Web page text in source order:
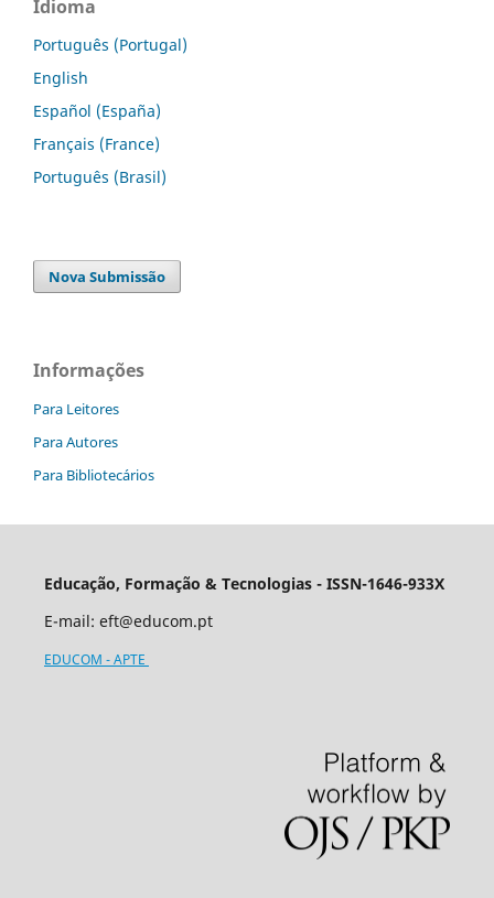
Idioma
Português (Portugal)
English
Español (España)
Français (France)
Português (Brasil)
Nova Submissão
Informações
Para Leitores
Para Autores
Para Bibliotecários
Educação, Formação & Tecnologias - ISSN-1646-933X
E-mail: eft@educom.pt
EDUCOM - APTE